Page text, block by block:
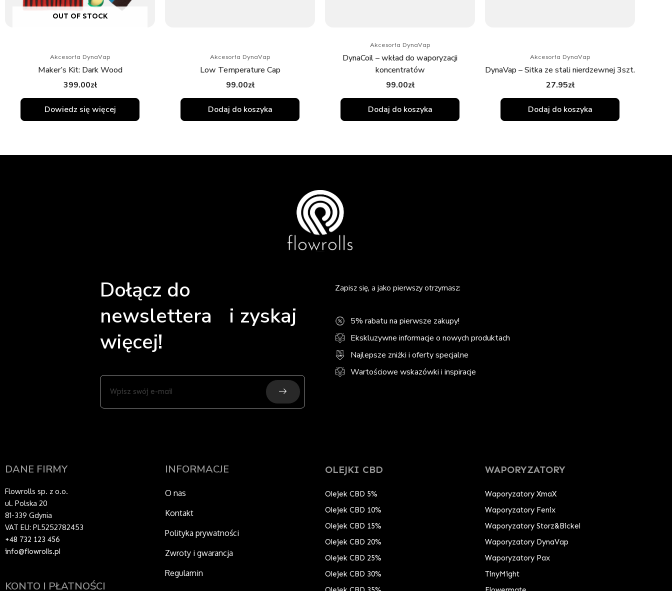
OUT OF STOCK
Akcesoria DynaVap
Maker’s Kit: Dark Wood
399.00zł
Dowiedz się więcej
Akcesoria DynaVap
Low Temperature Cap
99.00zł
Dodaj do koszyka
Akcesoria DynaVap
DynaCoil – wkład do waporyzacji
koncentratów
99.00zł
Dodaj do koszyka
Akcesoria DynaVap
DynaVap – Sitka ze stali nierdzewnej 3szt.
27.95zł
Dodaj do koszyka
Dołącz do
newslettera i zyskaj
więcej!
swój
e-
Submit
Zapisz się, a jako pierwszy otrzymasz:
5% rabatu na pierwsze zakupy!
Ekskluzywne informacje o nowych produktach
Najlepsze zniżki i oferty specjalne
Wartościowe wskazówki i inspiracje
DANE FIRMY
Flowrolls sp. z o.o.
ul. Polska 20
81-339 Gdynia
VAT EU: PL5252782453
+48 732 123 456
info@flowrolls.pl
KONTO I PŁATNOŚCI
INFORMACJE
O nas
Kontakt
Polityka prywatności
Zwroty i gwarancja
Regulamin
OLEJKI CBD
Olejek CBD 5%
Olejek CBD 10%
Olejek CBD 15%
Olejek CBD 20%
Olejek CBD 25%
Olejek CBD 30%
WAPORYZATORY
Waporyzatory XmaX
Waporyzatory Fenix
Waporyzatory Storz&Bickel
Waporyzatory DynaVap
Waporyzatory Pax
TinyMight